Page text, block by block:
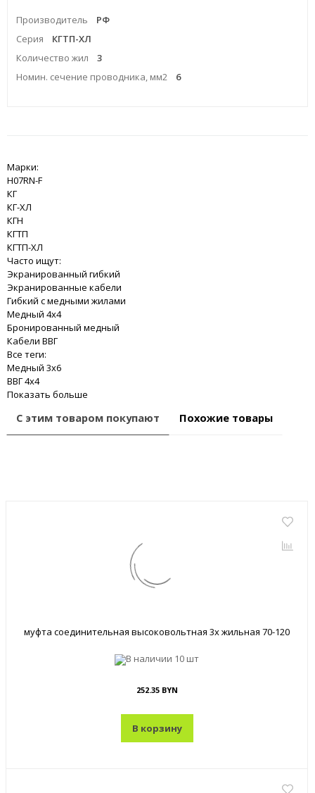
Производитель
РФ
Серия
КГТП-ХЛ
Количество жил
3
Номин. сечение проводника, мм2
6
Марки:
H07RN-F
КГ
КГ-ХЛ
КГН
КГТП
КГТП-ХЛ
Часто ищут:
Экранированный гибкий
Экранированные кабели
Гибкий с медными жилами
Медный 4x4
Бронированный медный
Кабели ВВГ
Все теги:
Медный 3x6
ВВГ 4x4
Показать больше
С этим товаром покупают Похожие товары
муфта соединительная высоковольтная 3х жильная 70-120
В наличии 10 шт
252.35 BYN
В корзину